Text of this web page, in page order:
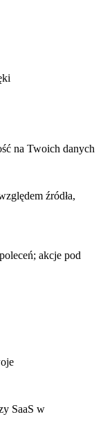
na Twoich danych
źródła,
akcje pod
SaaS w